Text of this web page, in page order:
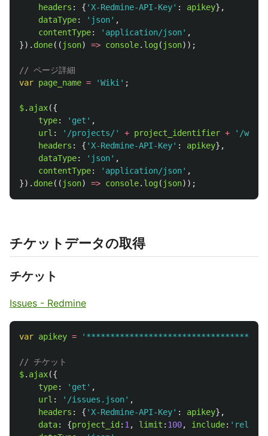
headers : { ' X-Redmine-API-Key' : apikey},
dataType: ' json' ,
contentType: ' application/json' ,
}). done(( json) => console. log( json));
// ページ詳細
var page_name = 'Wiki ' ;
$. ajax({
type: ' get ' ,
url : ' /projects/' + project_identifier + ' /wiki/
headers : { ' X-Redmine-API-Key' : apikey},
dataType: ' json' ,
contentType: ' application/json' ,
}). done(( json) => console. log( json));
チケットデータの取得
チケット
Issues - Redmine
var apikey = '
// チケット
$. ajax({
type: ' get ' ,
url : ' /issues.json' ,
headers : { ' X-Redmine-API-Key' : apikey},
data: {project_id : 1 , limit : 100, include: '